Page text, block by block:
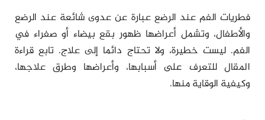
فطريات الفم عند الرضع عبارة عن عدوى شائعة عند الرضع
والأطفال، وتشمل أعراضها ظهور بقع بيضاء أو صفراء في
الفم. ليست خطيرة، ولا تحتاج دائما إلى علاج. تابع قراءة
المقال للتعرف على أسبابها، وأعراضها وطرق علاجها،
وكيفية الوقاية منها.